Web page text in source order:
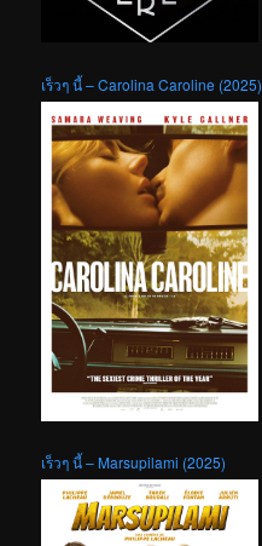
เร็วๆ นี้ – Carolina Caroline (2025)
เร็วๆ นี้ – Marsupilami (2025)